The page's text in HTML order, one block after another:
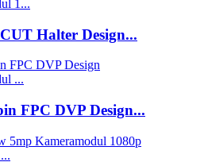
Halter Design...
FPC DVP Design...